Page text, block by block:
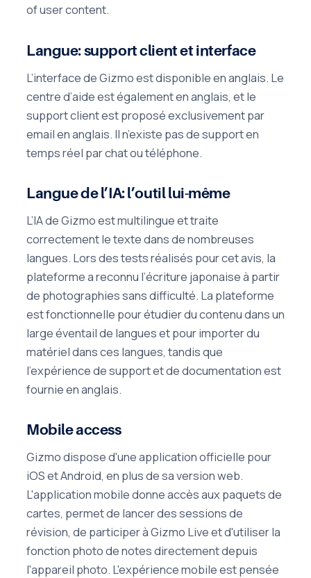
of user content.
Langue: support client et interface
L’interface de Gizmo est disponible en anglais. Le
centre d’aide est également en anglais, et le
support client est proposé exclusivement par
email en anglais. Il n’existe pas de support en
temps réel par chat ou téléphone.
Langue de l’IA: l’outil lui-même
L’IA de Gizmo est multilingue et traite
correctement le texte dans de nombreuses
langues. Lors des tests réalisés pour cet avis, la
plateforme a reconnu l’écriture japonaise à partir
de photographies sans difficulté. La plateforme
est fonctionnelle pour étudier du contenu dans un
large éventail de langues et pour importer du
matériel dans ces langues, tandis que
l’expérience de support et de documentation est
fournie en anglais.
Mobile access
Gizmo dispose d'une application officielle pour
iOS et Android, en plus de sa version web.
L'application mobile donne accès aux paquets de
cartes, permet de lancer des sessions de
révision, de participer à Gizmo Live et d'utiliser la
fonction photo de notes directement depuis
l'appareil photo. L'expérience mobile est pensée